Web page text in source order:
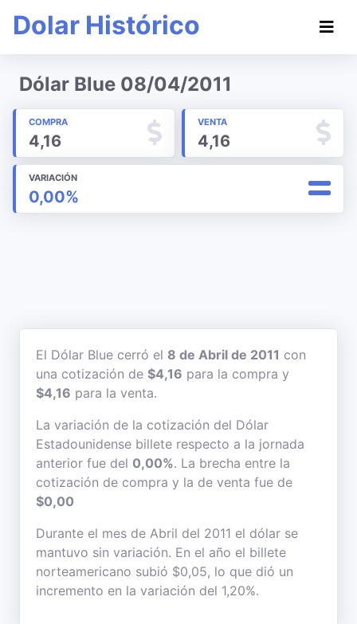
Dolar Histórico
Dólar Blue 08/04/2011
COMPRA
4,16
VENTA
4,16
VARIACIÓN
0,00%
El Dólar Blue cerró el 8 de Abril de 2011 con
una cotización de $4,16 para la compra y
$4,16 para la venta.
La variación de la cotización del Dólar
Estadounidense billete respecto a la jornada
anterior fue del 0,00%. La brecha entre la
cotización de compra y la de venta fue de
$0,00
Durante el mes de Abril del 2011 el dólar se
mantuvo sin variación. En el año el billete
norteamericano subió $0,05, lo que dió un
incremento en la variación del 1,20%.